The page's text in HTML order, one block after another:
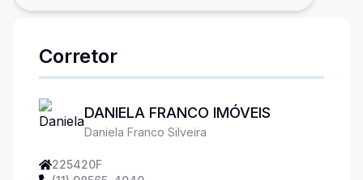
Corretor
DANIELA FRANCO IMÓVEIS
Daniela Franco Silveira
225420F